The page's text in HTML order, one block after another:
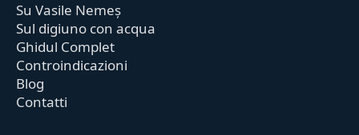
Su Vasile Nemeș
Sul digiuno con acqua
Ghidul Complet
Controindicazioni
Blog
Contatti